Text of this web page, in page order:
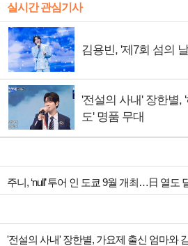
실시간 관심기사
김용빈, '제7회 섬의
'전설의 사내' 장한별
도' 명품 무대
주니, ‘null’ 투어 인 도쿄 9월 개최…日 열도
'전설의 사내' 장한별, 가요제 출신 엄마와